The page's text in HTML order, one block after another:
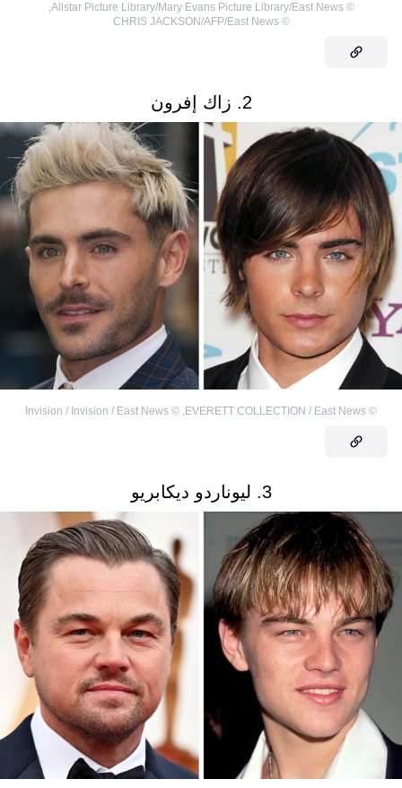
©
Allstar Picture Library/Mary Evans Picture Library/East News
,
©
CHRIS JACKSON/AFP/East News
2. زاك إفرون
©
EVERETT COLLECTION / East News
,
©
Invision / Invision / East News
3. ليوناردو ديكابريو